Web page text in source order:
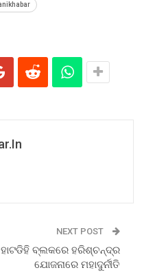
NEXT POST
ହାଟଡିହି ବ୍ଲକରେ ହରିଶ୍ଚନ୍ଦ୍ର
ଯୋଜନାରେ ମହାଦୁର୍ନୀତି